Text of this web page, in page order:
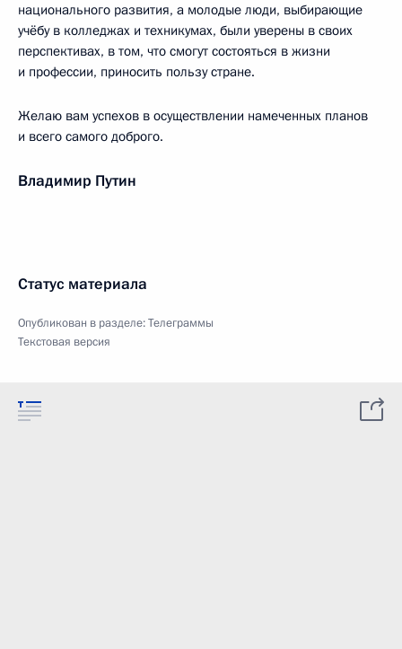
национального развития, а молодые люди, выбирающие
учёбу в колледжах и техникумах, были уверены в своих
перспективах, в том, что смогут состояться в жизни
и профессии, приносить пользу стране.
Желаю вам успехов в осуществлении намеченных планов
и всего самого доброго.
Владимир Путин
Статус материала
Опубликован в разделе:Телеграммы
Текстовая версия